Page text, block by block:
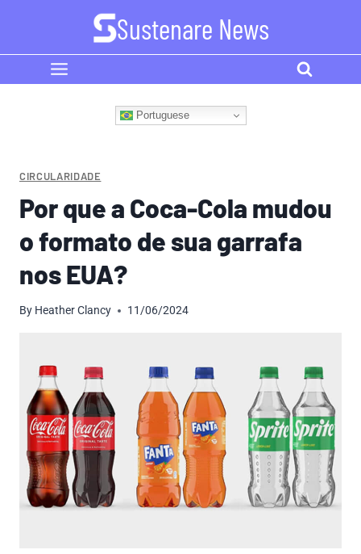
content
Sustenare News
Portuguese
CIRCULARIDADE
Por que a Coca-Cola mudou
o formato de sua garrafa
nos EUA?
By Heather Clancy 11/06/2024